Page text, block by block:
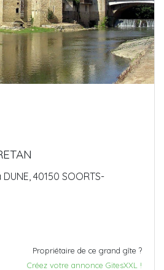
40150 SOORTS-
Propriétaire de ce grand gîte ?
Créez votre annonce GitesXXL !